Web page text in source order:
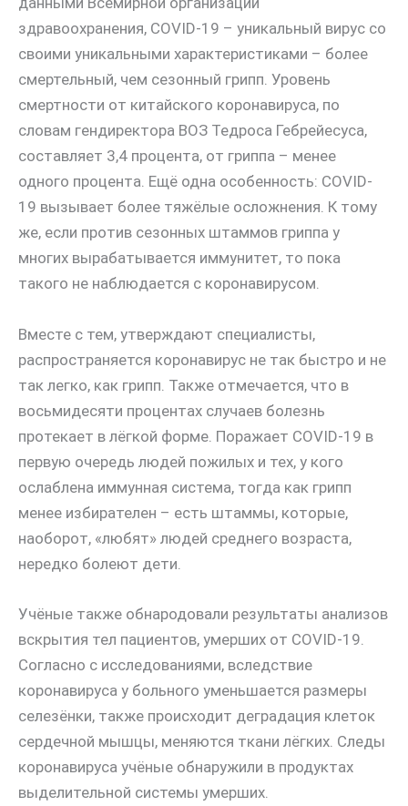
здравоохранения, COVID-19 – уникальный вирус со
своими уникальными характеристиками – более
смертельный, чем сезонный грипп. Уровень
смертности от китайского коронавируса, по
словам гендиректора ВОЗ Тедроса Гебрейесуса,
составляет 3,4 процента, от гриппа – менее
одного процента. Ещё одна особенность: COVID-
19 вызывает более тяжёлые осложнения. К тому
же, если против сезонных штаммов гриппа у
многих вырабатывается иммунитет, то пока
такого не наблюдается с коронавирусом.
Вместе с тем, утверждают специалисты,
распространяется коронавирус не так быстро и не
так легко, как грипп. Также отмечается, что в
восьмидесяти процентах случаев болезнь
протекает в лёгкой форме. Поражает COVID-19 в
первую очередь людей пожилых и тех, у кого
ослаблена иммунная система, тогда как грипп
менее избирателен – есть штаммы, которые,
наоборот, «любят» людей среднего возраста,
нередко болеют дети.
Учёные также обнародовали результаты анализов
вскрытия тел пациентов, умерших от COVID-19.
Согласно с исследованиями, вследствие
коронавируса у больного уменьшается размеры
селезёнки, также происходит деградация клеток
сердечной мышцы, меняются ткани лёгких. Следы
коронавируса учёные обнаружили в продуктах
выделительной системы умерших.